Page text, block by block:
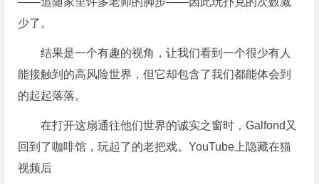
少了。
结果是一个有趣的视角，让我们看到一个很少有人
能接触到的高风险世界，但它却包含了我们都能体会到
的起起落落。
在打开这扇通往他们世界的诚实之窗时，Galfond又
回到了咖啡馆，玩起了的老把戏。YouTube上隐藏在猫
视频后